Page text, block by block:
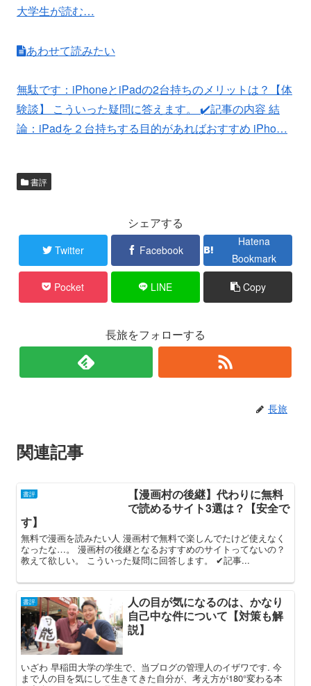
大学生が読む…
あわせて読みたい
無駄です：iPhoneとiPadの2台持ちのメリットは？【体
験談】
こういった疑問に答えます。 ✔️記事の内容 結
論：iPadを２台持ちする目的があればおすすめ iPho…
書評
シェアする
Twitter Facebook
Hatena
Bookmark
Pocket LINE Copy
長旅をフォローする
長旅
関連記事
書評
【漫画村の後継】代わりに無料
で読めるサイト3選は？【安全で
す】
無料で漫画を読みたい人 漫画村で無料で楽しんでたけど使えなく
なったな…。 漫画村の後継となるおすすめのサイトってないの？
教えて欲しい。 こういった疑問に回答します。 ✔︎記事...
書評
人の目が気になるのは、かなり
自己中な件について【対策も解
説】
いざわ 早稲田大学の学生で、当ブログの管理人のイザワです. 今
まで人の目を気にして生きてきた自分が、考え方が180°変わる本